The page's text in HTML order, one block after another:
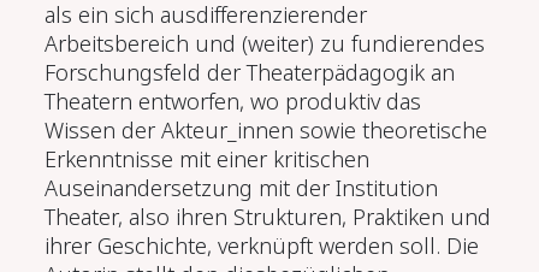
als ein sich ausdifferenzierender
Arbeitsbereich und (weiter) zu fundierendes
Forschungsfeld der Theaterpädagogik an
Theatern entworfen, wo produktiv das
Wissen der Akteur_innen sowie theoretische
Erkenntnisse mit einer kritischen
Auseinandersetzung mit der Institution
Theater, also ihren Strukturen, Praktiken und
ihrer Geschichte, verknüpft werden soll. Die